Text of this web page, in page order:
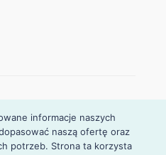
informacje naszych
naszą ofertę oraz
potrzeb. Strona ta korzysta